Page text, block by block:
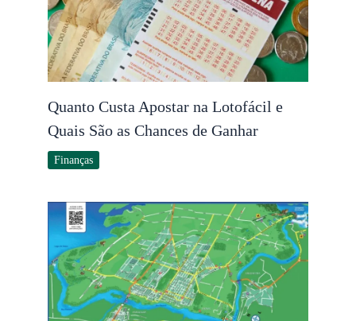
Quanto Custa Apostar na Lotofácil e
Quais São as Chances de Ganhar
Finanças